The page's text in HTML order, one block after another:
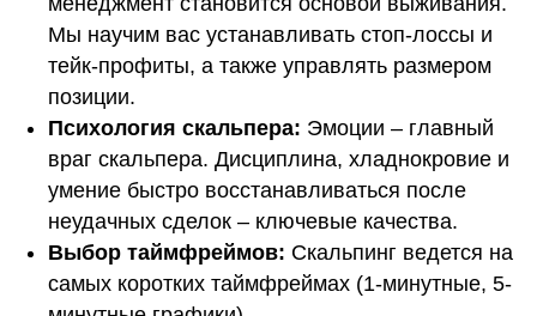
Мы научим вас устанавливать стоп-лоссы и
тейк-профиты, а также управлять размером
позиции.
Психология скальпера: Эмоции – главный
враг скальпера. Дисциплина, хладнокровие и
умение быстро восстанавливаться после
неудачных сделок – ключевые качества.
Выбор таймфреймов: Скальпинг ведется на
самых коротких таймфреймах (1-минутные, 5-